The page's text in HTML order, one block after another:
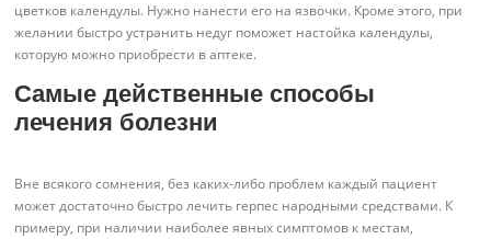
цветков календулы. Нужно нанести его на язвочки. Кроме этого, при
желании быстро устранить недуг поможет настойка календулы,
которую можно приобрести в аптеке.
Самые действенные способы
лечения болезни
Вне всякого сомнения, без каких-либо проблем каждый пациент
может достаточно быстро лечить герпес народными средствами. К
примеру, при наличии наиболее явных симптомов к местам,